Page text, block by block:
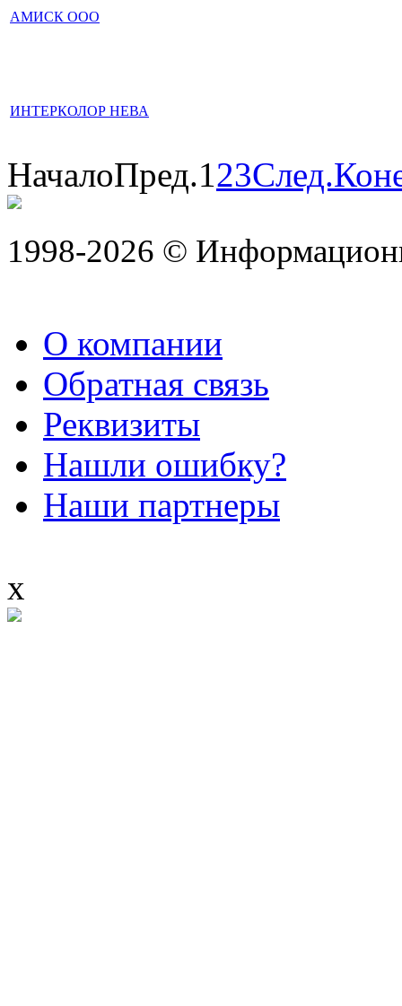
АМИСК ООО
ИНТЕРКОЛОР НЕВА
НачалоПред.123След.
1998-2026 ©
О компании
Обратная связь
Реквизиты
Нашли ошибку?
Наши партнеры
x